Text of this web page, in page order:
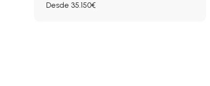
Desde 35.150€